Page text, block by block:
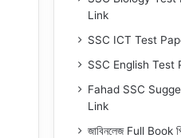
Link
SSC ICT Test
SSC English Test
Fahad SSC
Link
জাবিনলেজ Full Book